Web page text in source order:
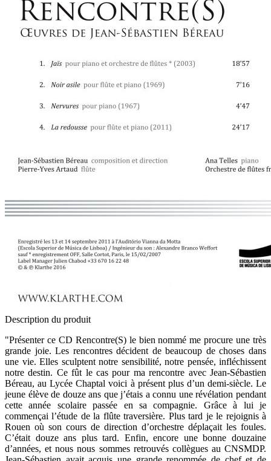
Description du produit
"Présenter ce CD Rencontre(S) le bien nommé me procure une très
grande joie. Les rencontres décident de beaucoup de choses dans
une vie. Elles sculptent notre sensibilité, notre pensée, infléchissent
notre destin. Ce fût le cas pour ma rencontre avec Jean-Sébastien
Béreau, au Lycée Chaptal voici à présent plus d’un demi-siècle. Le
jeune élève de douze ans que j’étais a connu une révélation pendant
cette année scolaire passée en sa compagnie. Grâce à lui je
commençai l’étude de la flûte traversière. Plus tard je le rejoignis à
Rouen où son cours de direction d’orchestre déplaçait les foules.
C’était douze ans plus tard. Enfin, encore une bonne douzaine
d’années, et nous nous sommes retrouvés collègues au CNSMDP.